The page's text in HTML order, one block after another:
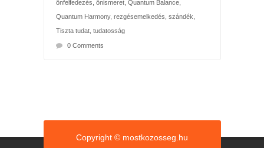
önfelfedezés önismeret, Quantum Balance,
Quantum Harmony, rezgésemelkedés szándék
Tiszta tudat, tudatosság
0 Comments
Copyright © mostkozosseg.hu